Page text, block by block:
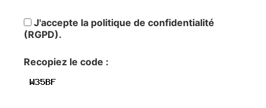
J'accepte la politique de confidentialité
(RGPD).
Recopiez le code :